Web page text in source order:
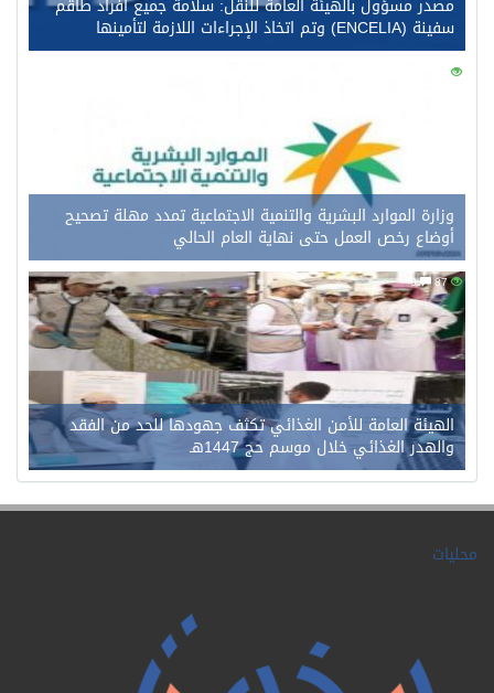
مصدر مسؤول بالهيئة العامة للنقل: سلامة جميع أفراد طاقم
سفينة (ENCELIA) وتم اتخاذ الإجراءات اللازمة لتأمينها
108
وزارة الموارد البشرية والتنمية الاجتماعية تمدد مهلة تصحيح
أوضاع رخص العمل حتى نهاية العام الحالي
87
0
الهيئة العامة للأمن الغذائي تكثف جهودها للحد من الفقد
والهدر الغذائي خلال موسم حج 1447هـ
محليات